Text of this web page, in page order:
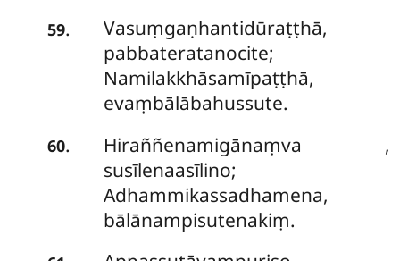
59.
Vasuṃgaṇhantidūraṭṭhā,
pabbateratanocite;
Namilakkhāsamīpaṭṭhā,
evaṃbālābahussute.
60. Hiraññenamigānaṃva ,
susīlenaasīlino;
Adhammikassadhamena,
bālānampisutenakiṃ.